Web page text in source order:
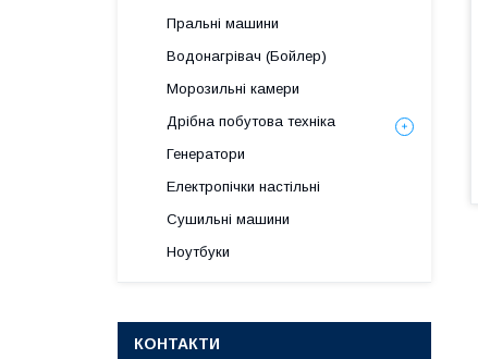
Пральні машини
Водонагрівач (Бойлер)
Морозильні камери
Дрібна побутова техніка
Генератори
Електропічки настільні
Сушильні машини
Ноутбуки
КОНТАКТИ